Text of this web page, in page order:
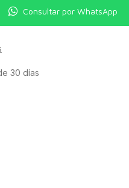
Consultar por WhatsApp
30 días